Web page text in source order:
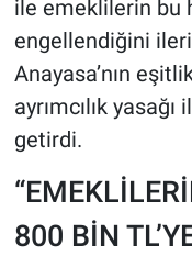
ile emeklilerin bu
engellendiğini
Anayasa’nın
ayrımcılık
getirdi.
800 BİN